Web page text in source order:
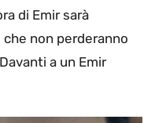
di Emir sarà
non perderanno
a un Emir